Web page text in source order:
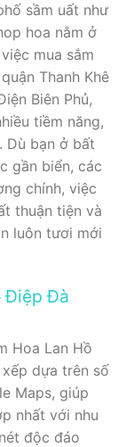
sầm uất như
hoa nằm ở
mua sắm
Thanh Khê
Biên Phủ,
tiềm năng,
Dù bạn ở bất
gần biển, các
chính, việc
thuận tiện và
luôn tươi mới
Điệp Đà
Hoa Lan Hồ
dựa trên số
Maps, giúp
nhất với nhu
độc đáo